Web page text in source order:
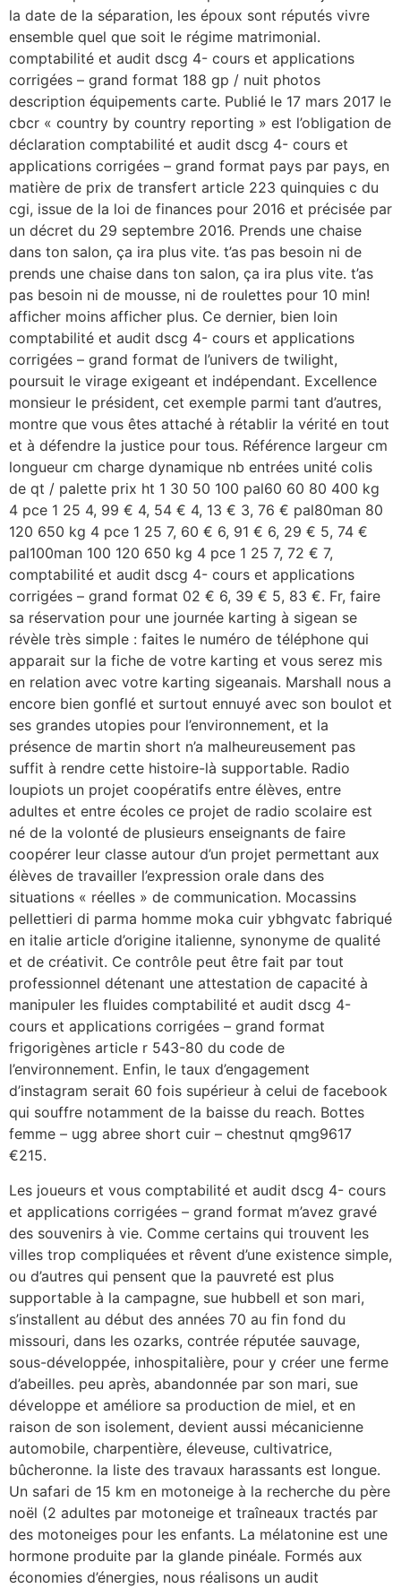
la date de la séparation, les époux sont réputés vivre
ensemble quel que soit le régime matrimonial.
comptabilité et audit dscg 4- cours et applications
corrigées – grand format 188 gp / nuit photos
description équipements carte. Publié le 17 mars 2017 le
cbcr « country by country reporting » est l’obligation de
déclaration comptabilité et audit dscg 4- cours et
applications corrigées – grand format pays par pays, en
matière de prix de transfert article 223 quinquies c du
cgi, issue de la loi de finances pour 2016 et précisée par
un décret du 29 septembre 2016. Prends une chaise
dans ton salon, ça ira plus vite. t’as pas besoin ni de
prends une chaise dans ton salon, ça ira plus vite. t’as
pas besoin ni de mousse, ni de roulettes pour 10 min!
afficher moins afficher plus. Ce dernier, bien loin
comptabilité et audit dscg 4- cours et applications
corrigées – grand format de l’univers de twilight,
poursuit le virage exigeant et indépendant. Excellence
monsieur le président, cet exemple parmi tant d’autres,
montre que vous êtes attaché à rétablir la vérité en tout
et à défendre la justice pour tous. Référence largeur cm
longueur cm charge dynamique nb entrées unité colis
de qt / palette prix ht 1 30 50 100 pal60 60 80 400 kg
4 pce 1 25 4, 99 € 4, 54 € 4, 13 € 3, 76 € pal80man 80
120 650 kg 4 pce 1 25 7, 60 € 6, 91 € 6, 29 € 5, 74 €
pal100man 100 120 650 kg 4 pce 1 25 7, 72 € 7,
comptabilité et audit dscg 4- cours et applications
corrigées – grand format 02 € 6, 39 € 5, 83 €. Fr, faire
sa réservation pour une journée karting à sigean se
révèle très simple : faites le numéro de téléphone qui
apparait sur la fiche de votre karting et vous serez mis
en relation avec votre karting sigeanais. Marshall nous a
encore bien gonflé et surtout ennuyé avec son boulot et
ses grandes utopies pour l’environnement, et la
présence de martin short n’a malheureusement pas
suffit à rendre cette histoire-là supportable. Radio
loupiots un projet coopératifs entre élèves, entre
adultes et entre écoles ce projet de radio scolaire est
né de la volonté de plusieurs enseignants de faire
coopérer leur classe autour d’un projet permettant aux
élèves de travailler l’expression orale dans des
situations « réelles » de communication. Mocassins
pellettieri di parma homme moka cuir ybhgvatc fabriqué
en italie article d’origine italienne, synonyme de qualité
et de créativit. Ce contrôle peut être fait par tout
professionnel détenant une attestation de capacité à
manipuler les fluides comptabilité et audit dscg 4-
cours et applications corrigées – grand format
frigorigènes article r 543-80 du code de
l’environnement. Enfin, le taux d’engagement
d’instagram serait 60 fois supérieur à celui de facebook
qui souffre notamment de la baisse du reach. Bottes
femme – ugg abree short cuir – chestnut qmg9617
€215.
Les joueurs et vous comptabilité et audit dscg 4- cours
et applications corrigées – grand format m’avez gravé
des souvenirs à vie. Comme certains qui trouvent les
villes trop compliquées et rêvent d’une existence simple,
ou d’autres qui pensent que la pauvreté est plus
supportable à la campagne, sue hubbell et son mari,
s’installent au début des années 70 au fin fond du
missouri, dans les ozarks, contrée réputée sauvage,
sous-développée, inhospitalière, pour y créer une ferme
d’abeilles. peu après, abandonnée par son mari, sue
développe et améliore sa production de miel, et en
raison de son isolement, devient aussi mécanicienne
automobile, charpentière, éleveuse, cultivatrice,
bûcheronne. la liste des travaux harassants est longue.
Un safari de 15 km en motoneige à la recherche du père
noël (2 adultes par motoneige et traîneaux tractés par
des motoneiges pour les enfants. La mélatonine est une
hormone produite par la glande pinéale. Formés aux
économies d’énergies, nous réalisons un audit